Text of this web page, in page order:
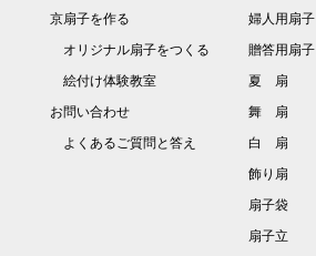
京扇子を作る
オリジナル扇子をつくる
絵付け体験教室
お問い合わせ
よくあるご質問と答え
婦人用扇子
贈答用扇子
夏 扇
舞 扇
白 扇
飾り扇
扇子袋
扇子立